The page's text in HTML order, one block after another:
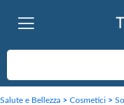
Salute e Bellezza > Cosmetici >